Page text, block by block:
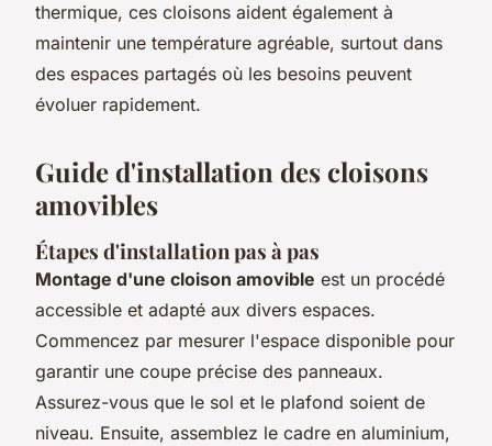
thermique, ces cloisons aident également à
maintenir une température agréable, surtout dans
des espaces partagés où les besoins peuvent
évoluer rapidement.
Guide d'installation des cloisons
amovibles
Étapes d'installation pas à pas
Montage d'une cloison amovible est un procédé
accessible et adapté aux divers espaces.
Commencez par mesurer l'espace disponible pour
garantir une coupe précise des panneaux.
Assurez-vous que le sol et le plafond soient de
niveau. Ensuite, assemblez le cadre en aluminium,